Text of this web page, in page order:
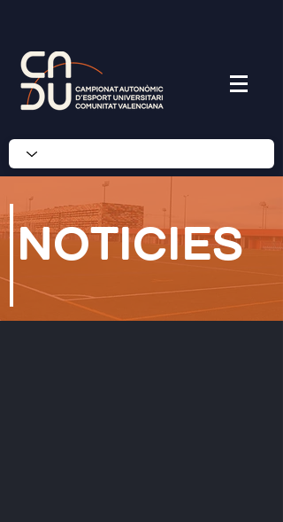
noticies